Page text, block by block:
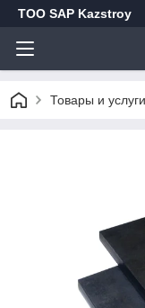
ТОО SAP Kazstroy
Товары и услуги